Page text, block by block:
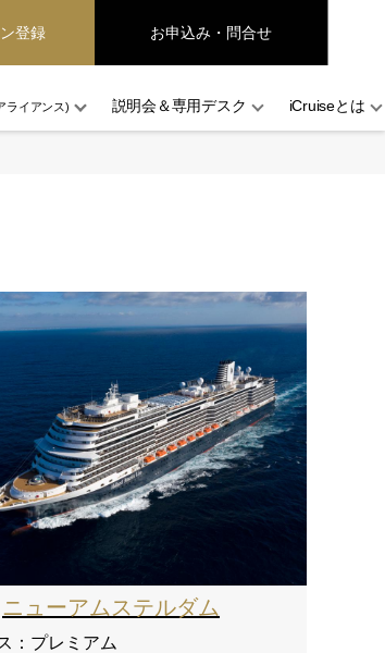
登録 お申込み・問合せ
ライアンス) 説明会＆専用デスク iCruiseとは
ニューアムステルダム
： プレミアム